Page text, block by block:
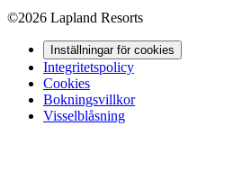
©2026 Lapland Resorts
Inställningar för cookies
Integritetspolicy
Cookies
Bokningsvillkor
Visselblåsning